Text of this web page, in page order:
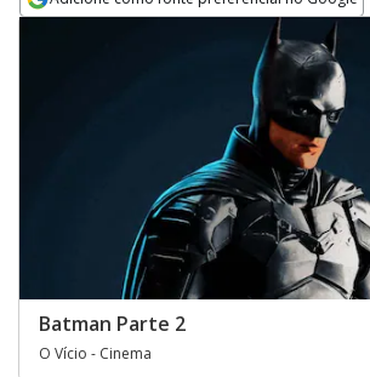
Batman Parte 2
O Vício - Cinema